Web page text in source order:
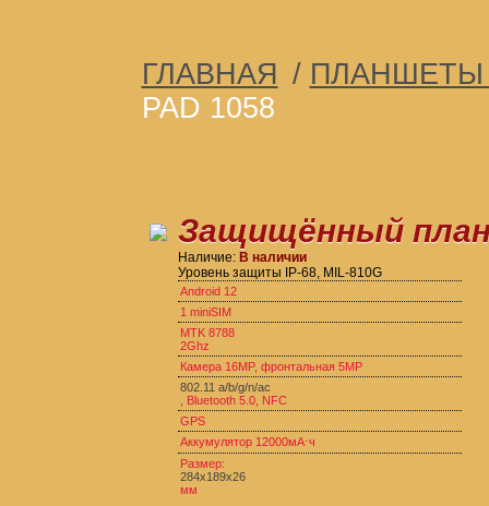
ГЛАВНАЯ / ПЛАНШЕТЫ
PAD 1058
Защищённый
Наличие: В наличии
Уровень защиты IP-68, MIL-810G
Android 12
1 miniSIM
MTK 8788
2Ghz
Камера 16MP, фронтальная 5MP
802.11 a/b/g/n/ac
, Bluetooth 5.0, NFC
GPS
Аккумулятор 12000мА⋅ч
Размер:
284x189x26
мм